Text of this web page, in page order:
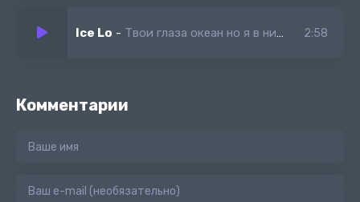
Ice Lo - Твои глаза океан но я в них разучился плавать 2:58
Комментарии